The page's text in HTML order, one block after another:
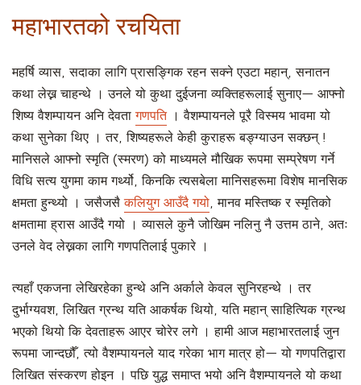
महाभारतको रचयिता
महर्षि व्यास, सदाका लागि प्रासङ्गिक रहन सक्ने एउटा महान्, सनातन
कथा लेख्न चाहन्थे । उनले यो कुथा दुईजना व्यक्तिहरूलाई सुनाए— आफ्नो
शिष्य वैशम्पायन अनि देवतागणपति। वैशम्पायनले पूरै विस्मय भावमा यो
कथा सुनेका थिए । तर, शिष्यहरूले केही कुराहरू बङ्ग्याउन सक्छन् !
मानिसले आफ्नो स्मृति (स्मरण) को माध्यमले मौखिक रूपमा सम्प्रेषण गर्ने
विधि सत्य युगमा काम गर्थ्यो, किनकि त्यसबेला मानिसहरूमा विशेष मानसिक
क्षमता हुन्थ्यो । जसैजसैकलियुग आउँदै गयो, मानव मस्तिष्क र स्मृतिको
क्षमतामा ह्रास आउँदै गयो । व्यासले कुनै जोखिम नलिनु नै उत्तम ठाने, अतः
उनले वेद लेख्नका लागि गणपतिलाई पुकारे ।
त्यहाँ एकजना लेखिरहेका हुन्थे अनि अर्काले केवल सुनिरहन्थे । तर
दुर्भाग्यवश, लिखित ग्रन्थ यति आकर्षक थियो, यति महान् साहित्यिक ग्रन्थ
भएको थियो कि देवताहरू आएर चोरेर लगे । हामी आज महाभारतलाई जुन
रूपमा जान्दछौँ, त्यो वैशम्पायनले याद गरेका भाग मात्र हो— यो गणपतिद्वारा
लिखित संस्करण होइन । पछि युद्ध समाप्त भयो अनि वैशम्पायनले यो कथा